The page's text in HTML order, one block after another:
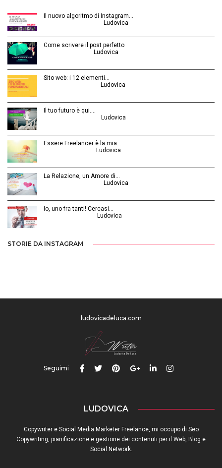
Il nuovo algoritmo di Instagram…
Ludovica
Come scrivere il post perfetto
Ludovica
Sito web: i 12 elementi…
Ludovica
Il tuo futuro è qui.…
Ludovica
Essere Freelancer è la mia…
Ludovica
La Relazione, un Amore di…
Ludovica
Io, uno fra tanti! Cercasi…
Ludovica
STORIE DA INSTAGRAM
ludovicadeluca.com
Seguimi
LUDOVICA
Copywriter e Social Media Marketer Freelance, mi occupo di Seo
Copywriting, pianificazione e gestione dei contenuti per il Web, Blog e
Social Network.